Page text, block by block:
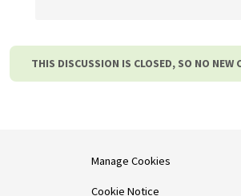
THIS DISCUSSION IS CLOSED, SO NO NEW
Manage Cookies
Cookie Notice